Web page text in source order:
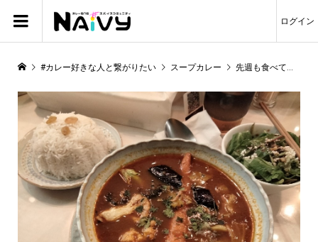
ログイン
#カレー好きな人と繋がりたい スープカレー 先週も食べていました